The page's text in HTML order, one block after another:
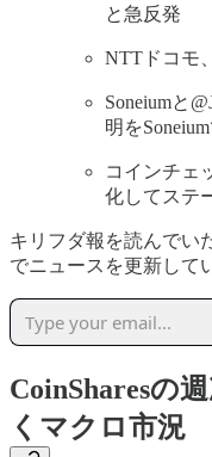
と急反発
NTTドコモ
Soneiumと
明を
コインチェ
化してステ
キリフダ報を読んでい
でニュースを更新して
CoinSharesの
くマクロ市況